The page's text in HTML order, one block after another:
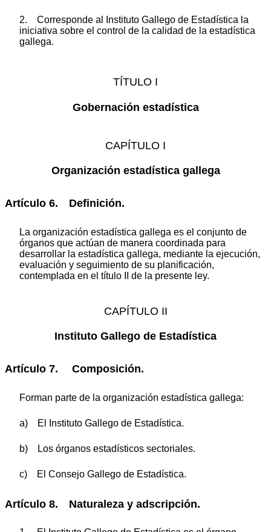
2. Corresponde al Instituto Gallego de Estadística la
iniciativa sobre el control de la calidad de la estadística
gallega.
TÍTULO I
Gobernación estadística
CAPÍTULO I
Organización estadística gallega
Artículo 6. Definición.
La organización estadística gallega es el conjunto de
órganos que actúan de manera coordinada para
desarrollar la estadística gallega, mediante la ejecución,
evaluación y seguimiento de su planificación,
contemplada en el título II de la presente ley.
CAPÍTULO II
Instituto Gallego de Estadística
Artículo 7. Composición.
Forman parte de la organización estadística gallega:
a) El Instituto Gallego de Estadística.
b) Los órganos estadísticos sectoriales.
c) El Consejo Gallego de Estadística.
Artículo 8. Naturaleza y adscripción.